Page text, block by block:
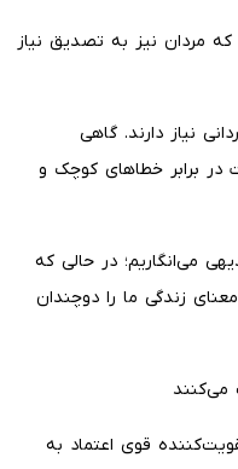
مردان نیز به تصدیق نیاز
نیاز دارند. گاهی
در برابر خطاهای کوچک و
می‌انگاریم؛ در حالی که
زندگی ما را دوچندان
قوی اعتماد به